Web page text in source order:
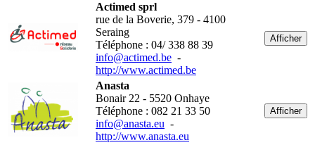
Actimed sprl
rue de la Boverie, 379 - 4100
Seraing
Téléphone : 04/ 338 88 39
info@actimed.be -
http://www.actimed.be
Afficher
Anasta
Bonair 22 - 5520 Onhaye
Téléphone : 082 21 33 50
info@anasta.eu -
http://www.anasta.eu
Afficher